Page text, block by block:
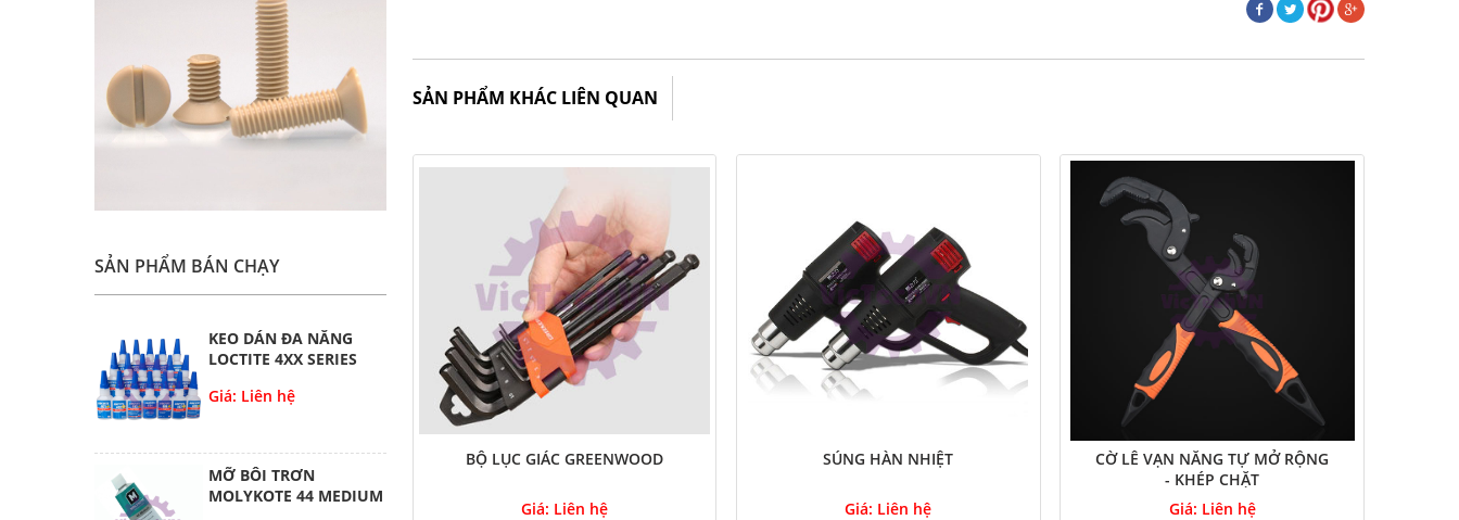
SẢN PHẨM BÁN CHẠY
KEO DÁN ĐA NĂNG
LOCTITE 4XX SERIES
Giá: Liên hệ
MỠ BÔI TRƠN
MOLYKOTE 44 MEDIUM
SẢN PHẨM KHÁC LIÊN QUAN
BỘ LỤC GIÁC GREENWOOD
Giá: Liên hệ
SÚNG HÀN NHIỆT
Giá: Liên hệ
CỜ LÊ VẠN NĂNG TỰ MỞ RỘNG
- KHÉP CHẶT
Giá: Liên hệ